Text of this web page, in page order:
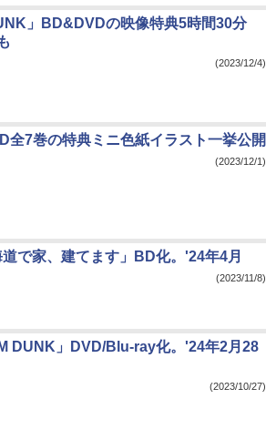
」BD&DVDの映像特典5時間30分
(2023/12/4)
全7巻の特典ミニ色紙イラスト一挙公開
(2023/12/1)
で家、建てます」BD化。'24年4月
(2023/11/8)
DUNK」DVD/Blu-ray化。'24年2月28
(2023/10/27)